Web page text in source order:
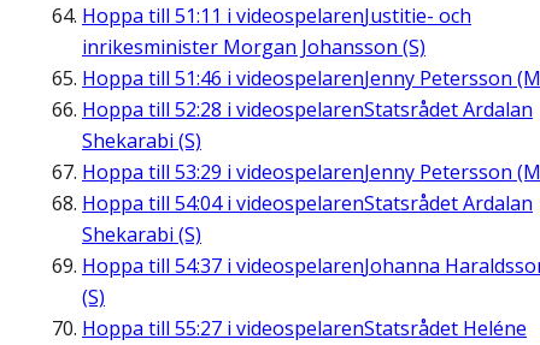
Hoppa till 51:11 i videospelarenJustitie- och
inrikesminister Morgan Johansson (S)
Hoppa till 51:46 i videospelarenJenny Petersson
Hoppa till 52:28 i videospelarenStatsrådet Ardalan
Shekarabi (S)
Hoppa till 53:29 i videospelarenJenny Petersson
Hoppa till 54:04i videospelarenStatsrådet Ardalan
Shekarabi (S)
Hoppa till 54:37 i videospelarenJohanna
(S)
Hoppa till 55:27 i videospelarenStatsrådet Heléne